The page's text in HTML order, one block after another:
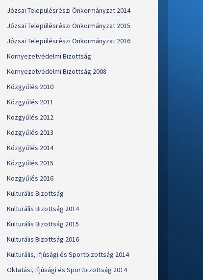
Józsai Településrészi Önkormányzat 2014
Józsai Településrészi Önkormányzat 2015
Józsai Településrészi Önkormányzat 2016
Környezetvédelmi Bizottság
Környezetvédelmi Bizottság 2008
Közgyűlés 2010
Közgyűlés 2011
Közgyűlés 2012
Közgyűlés 2013
Közgyűlés 2014
Közgyűlés 2015
Közgyűlés 2016
Kulturális Bizottság
Kulturális Bizottság 2014
Kulturális Bizottság 2015
Kulturális Bizottság 2016
Kulturális, Ifjúsági és Sportbizottság 2014
Oktatási, Ifjúsági és Sportbizottság 2014